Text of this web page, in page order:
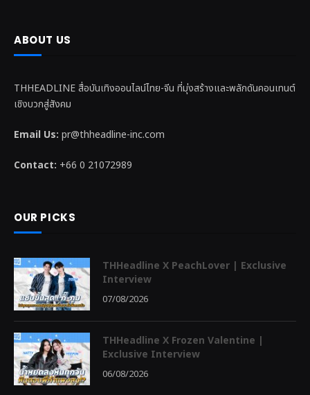
ABOUT US
THHEADLINE สื่อบันเทิงออนไลน์ไทย-จีน ที่มุ่งสร้างและพลักดันคอนเทนต์
เชิงบวกสู่สังคม
Email Us: pr@thheadline-inc.com
Contact: +66 0 21072989
OUR PICKS
THHeadline X PeachLover | Exclusive
Interview
07/08/2026
THHeadline X Frozen Valentine |
Exclusive Interview
06/08/2026